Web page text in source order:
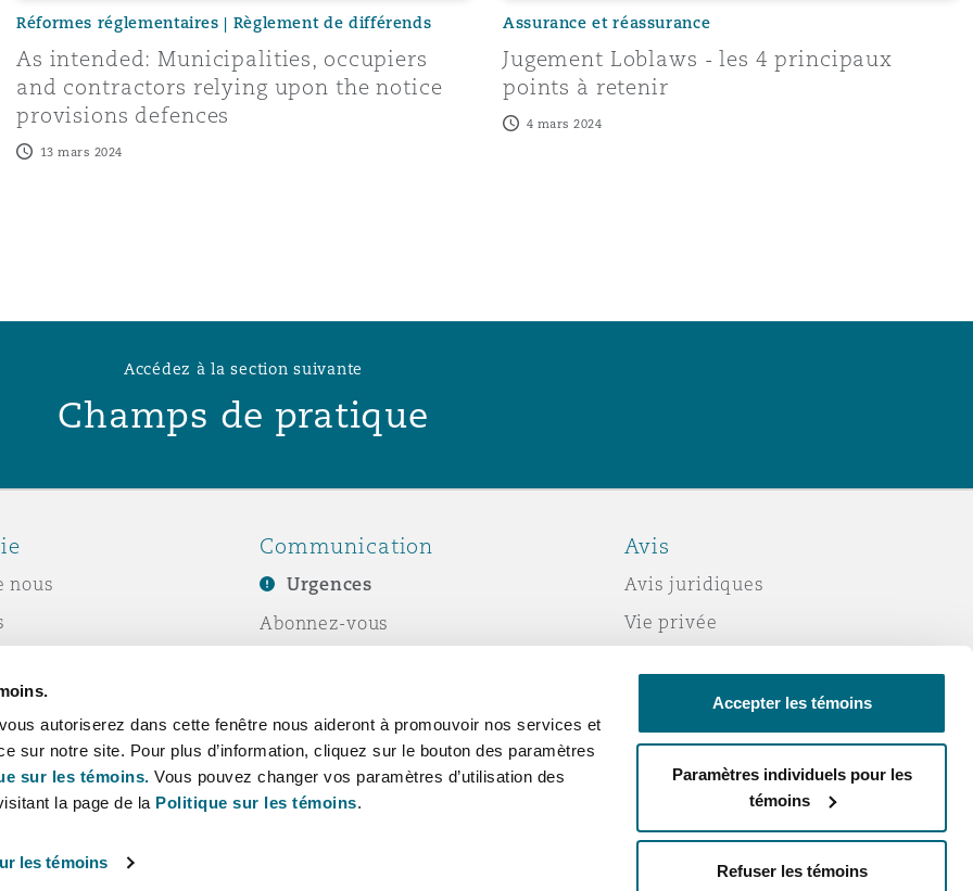
autoriserez dans cette fenêtre nous aideront à promouvoir nos services et
sur notre site. Pour plus d’information, cliquez sur le bouton des paramètres
sur les témoins. Vous pouvez changer vos paramètres d’utilisation des
la page de la Politique sur les témoins.
les témoins
Accepter les témoins
Paramètres individuels pour les
témoins
Refuser les témoins
Réformes réglementaires | Règlement de différends
As intended: Municipalities, occupiers
and contractors relying upon the notice
provisions defences
13 mars 2024
Assurance et réassurance
Jugement Loblaws - les 4 principaux
points à retenir
4 mars 2024
Accédez à la section suivante
Champs de pratique
nous
sociale de
Communication
Urgences
Abonnez-vous
Avis
Avis juridiques
Vie privée
Esclavage moderne
Courriels frauduleux
Accessibilité
Service par courriel
Changez votre consentement